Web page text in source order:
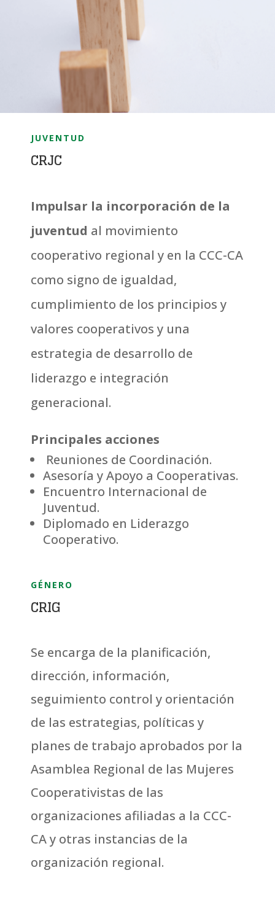
JUVENTUD
CRJC
Impulsar la incorporación de la
juventud al movimiento
cooperativo regional y en la CCC-CA
como signo de igualdad,
cumplimiento de los principios y
valores cooperativos y una
estrategia de desarrollo de
liderazgo e integración
generacional.
Principales acciones
Reuniones de Coordinación.
Asesoría y Apoyo a Cooperativas.
Encuentro Internacional de
Juventud.
Diplomado en Liderazgo
Cooperativo.
GÉNERO
CRIG
Se encarga de la planificación,
dirección, información,
seguimiento control y orientación
de las estrategias, políticas y
planes de trabajo aprobados por la
Asamblea Regional de las Mujeres
Cooperativistas de las
organizaciones afiliadas a la CCC-
CA y otras instancias de la
organización regional.